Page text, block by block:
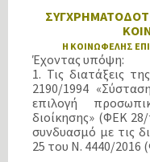
Η ΚΟΙΝΩΦΕΛΗΣ
Έχοντας υπόψη:
1. Τις διατάξεις
2190/1994
επιλογή
διοίκησης» (ΦΕΚ
συνδυασμό με τις
25 του Ν. 4440/2016